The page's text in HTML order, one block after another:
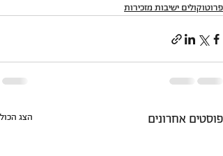
פרוטוקולים ישיבות מזכירות
פוסטים אחרונים הצג הכול